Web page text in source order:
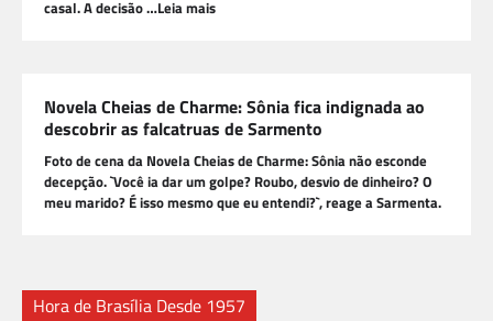
casal. A decisão …Leia mais
Novela Cheias de Charme: Sônia fica indignada ao
descobrir as falcatruas de Sarmento
Foto de cena da Novela Cheias de Charme: Sônia não esconde
decepção. `Você ia dar um golpe? Roubo, desvio de dinheiro? O
meu marido? É isso mesmo que eu entendi?`, reage a Sarmenta.
Hora de Brasília Desde 1957